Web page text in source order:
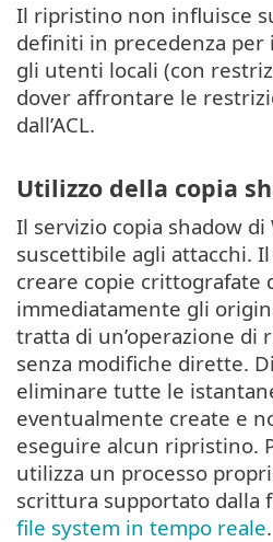
Il ripristino non influisce
definiti in precedenza per
gli utenti locali (con
dover affrontare le
dall’ACL.
Utilizzo della copia
Il servizio copia shadow di
suscettibile agli attacchi.
creare copie crittografate
immediatamente gli
tratta di un’operazione di
senza modifiche dirette.
eliminare tutte le
eventualmente create e
eseguire alcun ripristino.
utilizza un processo
scrittura supportato dalla
file system in tempo reale.